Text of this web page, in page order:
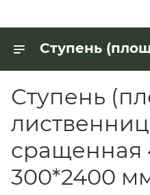
Ступень
сращенная
300*2400